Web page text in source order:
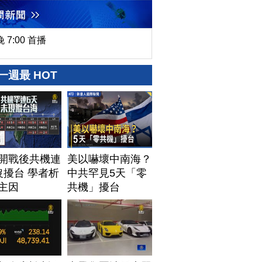
7:00 首播
週最 HOT
戰後共機連
擾台 學者析
因
美以嚇壞中南海？
中共罕見5天「零
共機」擾台